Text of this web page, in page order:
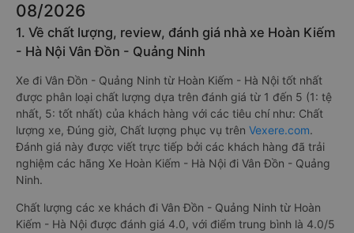
08/2026
1. Về chất lượng, review, đánh giá nhà xe Hoàn Kiếm
- Hà Nội Vân Đồn - Quảng Ninh
Xe đi Vân Đồn - Quảng Ninh từ Hoàn Kiếm - Hà Nội tốt nhất
được phân loại chất lượng dựa trên đánh giá từ 1 đến 5 (1: tệ
nhất, 5: tốt nhất) của khách hàng với các tiêu chí như: Chất
lượng xe, Đúng giờ, Chất lượng phục vụ trên Vexere.com.
Đánh giá này được viết trực tiếp bởi các khách hàng đã trải
nghiệm các hãng Xe Hoàn Kiếm - Hà Nội đi Vân Đồn - Quảng
Ninh.
Chất lượng các xe khách đi Vân Đồn - Quảng Ninh từ Hoàn
Kiếm - Hà Nội được đánh giá 4.0, với điểm trung bình là 4.0/5